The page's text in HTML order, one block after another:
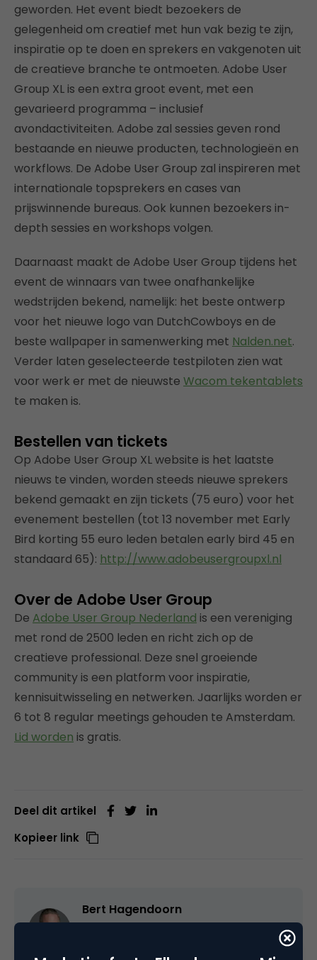
geworden. Het event biedt bezoekers de
gelegenheid om creatief met hun vak bezig te zijn,
inspiratie op te doen en sprekers en vakgenoten uit
de creatieve branche te ontmoeten. Adobe User
Group XL is een extra groot event, met een
gevarieerd programma – inclusief
avondactiviteiten. Adobe zal sessies geven rond
bestaande en nieuwe producten, technologieën en
workflows. De Adobe User Group zal inspireren met
internationale topsprekers en cases van
prijswinnende bureaus. Ook kunnen bezoekers in-
depth sessies en workshops volgen.
Daarnaast maakt de Adobe User Group tijdens het
event de winnaars van twee onafhankelijke
wedstrijden bekend, namelijk: het beste ontwerp
voor het nieuwe logo van DutchCowboys en de
beste wallpaper in samenwerking met Nalden.net.
Verder laten geselecteerde testpiloten zien wat
voor werk er met de nieuwste Wacom tekentablets
te maken is.
Bestellen van tickets
Op Adobe User Group XL website is het laatste
nieuws te vinden, worden steeds nieuwe sprekers
bekend gemaakt en zijn tickets (75 euro) voor het
evenement bestellen (tot 13 november met Early
Bird korting 55 euro leden betalen early bird 45 en
standaard 65): http://www.adobeusergroupxl.nl
Over de Adobe User Group
De Adobe User Group Nederland is een vereniging
met rond de 2500 leden en richt zich op de
creatieve professional. Deze snel groeiende
community is een platform voor inspiratie,
kennisuitwisseling en netwerken. Jaarlijks worden er
6 tot 8 regular meetings gehouden te Amsterdam.
Lid worden is gratis.
Deel dit artikel
Kopieer link
Bert Hagendoorn
Specialist in positionering en
BertHagendoorn.nl